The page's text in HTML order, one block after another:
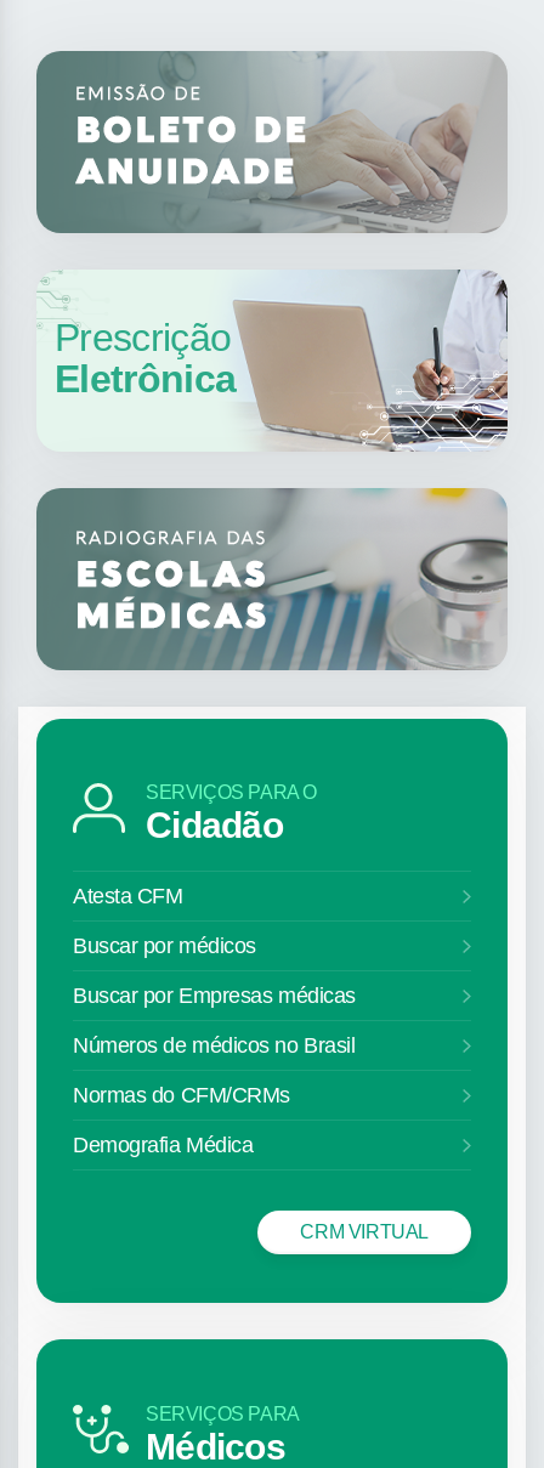
Prescrição
Eletrônica
SERVIÇOS PARA O
Cidadão
Atesta CFM
Buscar por médicos
Buscar por Empresas médicas
Números de médicos no Brasil
Normas do CFM/CRMs
Demografia Médica
CRM VIRTUAL
SERVIÇOS PARA
Médicos